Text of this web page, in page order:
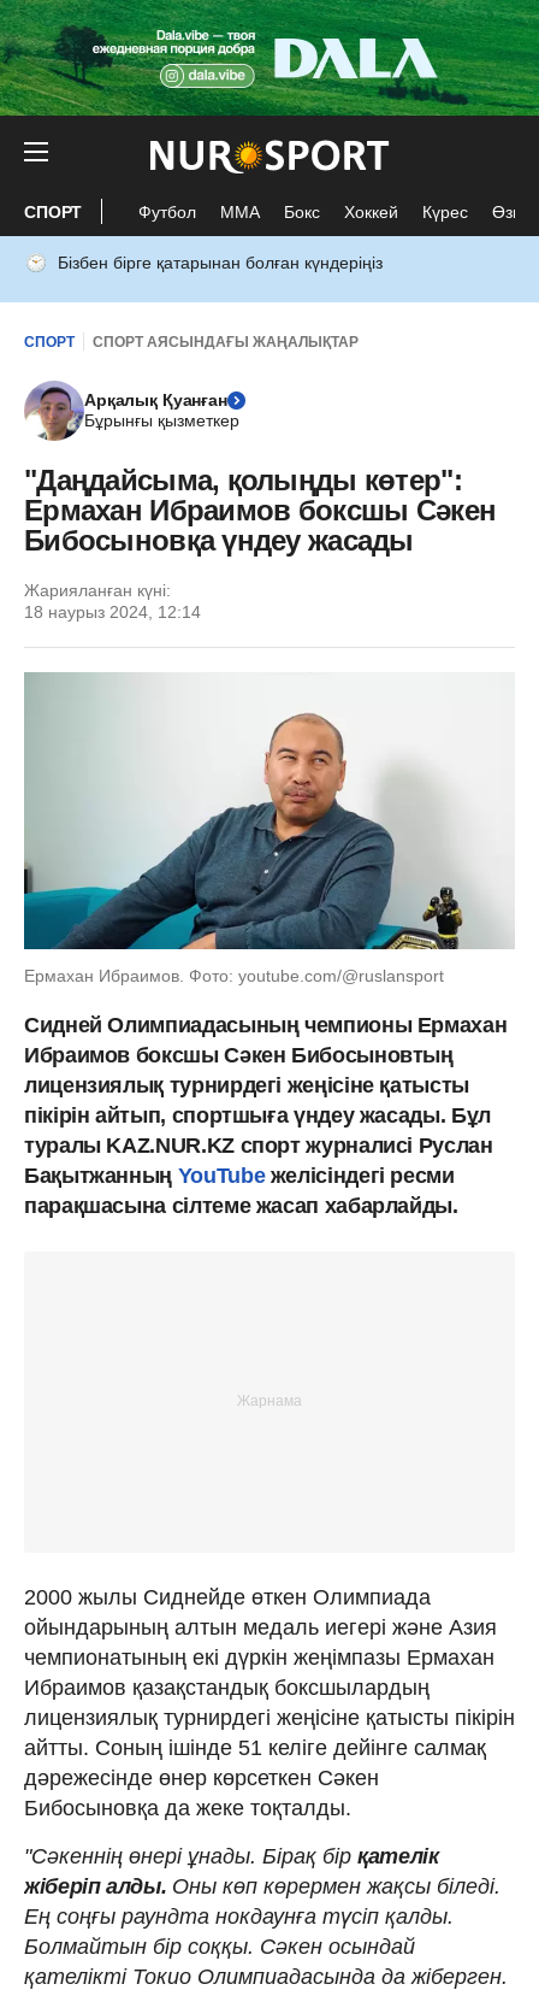
СПОРТ Футбол ММА Бокс Хоккей Күрес Өзге
Бізбен бірге қатарынан болған күндеріңіз
СПОРТ СПОРТ АЯСЫНДАҒЫ ЖАҢАЛЫҚТАР
Арқалық Қуанған
Бұрынғы қызметкер
"Даңдайсыма, қолыңды көтер":
Ермахан Ибраимов боксшы Сәкен
Бибосыновқа үндеу жасады
Жарияланған күні:
18 наурыз 2024, 12:14
Ермахан Ибраимов. Фото: youtube.com/@ruslansport
Сидней Олимпиадасының чемпионы Ермахан
Ибраимов боксшы Сәкен Бибосыновтың
лицензиялық турнирдегі жеңісіне қатысты
пікірін айтып, спортшыға үндеу жасады. Бұл
туралы KAZ.NUR.KZ спорт журналисі Руслан
Бақытжанның YouTube желісіндегі ресми
парақшасына сілтеме жасап хабарлайды.
2000 жылы Сиднейде өткен Олимпиада
ойындарының алтын медаль иегері және Азия
чемпионатының екі дүркін жеңімпазы Ермахан
Ибраимов қазақстандық боксшылардың
лицензиялық турнирдегі жеңісіне қатысты пікірін
айтты. Соның ішінде 51 келіге дейінге салмақ
дәрежесінде өнер көрсеткен Сәкен
Бибосыновқа да жеке тоқталды.
"Сәкеннің өнері ұнады. Бірақ бір қателік
жіберіп алды. Оны көп көрермен жақсы біледі.
Ең соңғы раундта нокдаунға түсіп қалды.
Болмайтын бір соққы. Сәкен осындай
қателікті Токио Олимпиадасында да жіберген.